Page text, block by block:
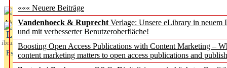
««« Neuere Beiträge
Vandenhoeck & Ruprecht Verlage: Unsere eLibrary in neuem
und mit verbesserter Benutzeroberfläche!
Boosting Open Access Publications with Content Marketing –
content marketing matters to open access publications and
Aktuelles aus
L
ibrary
Essentials